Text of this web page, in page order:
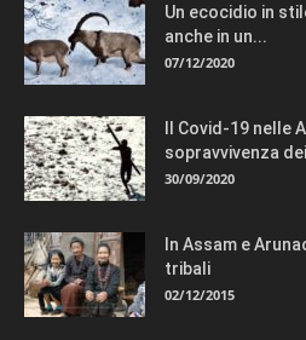
Un ecocidio in
anche in un...
07/12/2020
Il Covid-19 nelle
sopravvivenza
30/09/2020
In Assam e
tribali
02/12/2015